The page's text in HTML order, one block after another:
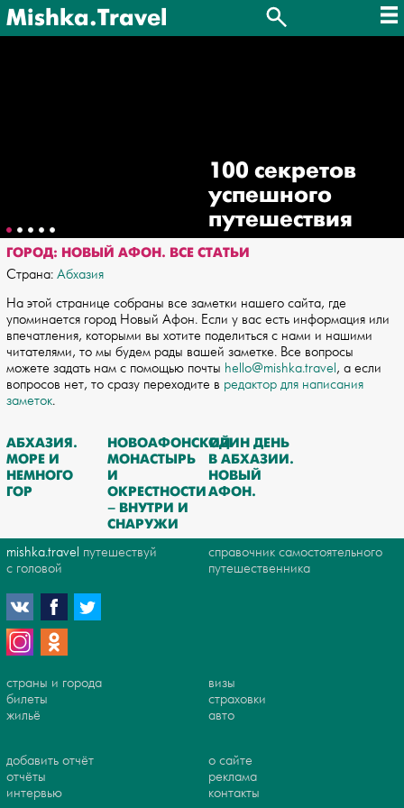
Mishka.Travel
100 секретов
успешного
путешествия
ГОРОД: НОВЫЙ АФОН. ВСЕ СТАТЬИ
Страна: Абхазия
На этой странице собраны все заметки нашего сайта, где
упоминается город Новый Афон. Если у вас есть информация или
впечатления, которыми вы хотите поделиться с нами и нашими
читателями, то мы будем рады вашей заметке. Все вопросы
можете задать нам с помощью почты hello@mishka.travel, а если
вопросов нет, то сразу переходите в редактор для написания
заметок.
АБХАЗИЯ.
МОРЕ И
НЕМНОГО
ГОР
НОВОАФОНСКИЙ
МОНАСТЫРЬ
И
ОКРЕСТНОСТИ
– ВНУТРИ И
СНАРУЖИ
ОДИН ДЕНЬ
В АБХАЗИИ.
НОВЫЙ
АФОН.
mishka.travel путешествуй
с головой
справочник самостоятельного
путешественника
страны и города
билеты
жильё
визы
страховки
авто
добавить отчёт
отчёты
интервью
о сайте
реклама
контакты